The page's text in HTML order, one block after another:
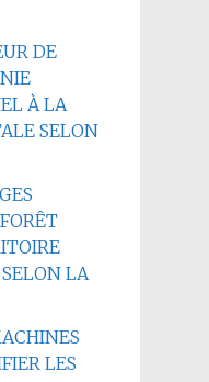
DE
À LA
SELON
LA
LES